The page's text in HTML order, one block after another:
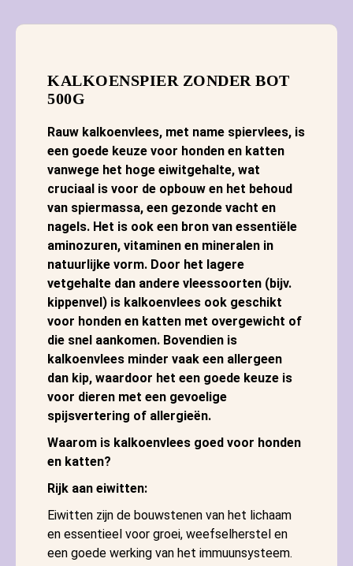
KALKOENSPIER ZONDER BOT
500G
Rauw kalkoenvlees, met name spiervlees, is
een goede keuze voor honden en katten
vanwege het hoge eiwitgehalte, wat
cruciaal is voor de opbouw en het behoud
van spiermassa, een gezonde vacht en
nagels. Het is ook een bron van essentiële
aminozuren, vitaminen en mineralen in
natuurlijke vorm. Door het lagere
vetgehalte dan andere vleessoorten (bijv.
kippenvel) is kalkoenvlees ook geschikt
voor honden en katten met overgewicht of
die snel aankomen. Bovendien is
kalkoenvlees minder vaak een allergeen
dan kip, waardoor het een goede keuze is
voor dieren met een gevoelige
spijsvertering of allergieën.
Waarom is kalkoenvlees goed voor honden
en katten?
Rijk aan eiwitten:
Eiwitten zijn de bouwstenen van het lichaam
en essentieel voor groei, weefselherstel en
een goede werking van het immuunsysteem.